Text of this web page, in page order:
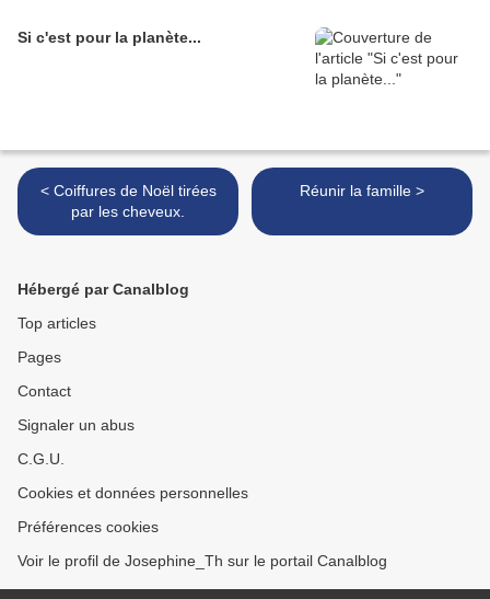
Si c'est pour la planète...
< Coiffures de Noël tirées
par les cheveux.
Réunir la famille >
Hébergé par Canalblog
Top articles
Pages
Contact
Signaler un abus
C.G.U.
Cookies et données personnelles
Préférences cookies
Voir le profil de Josephine_Th sur le portail Canalblog